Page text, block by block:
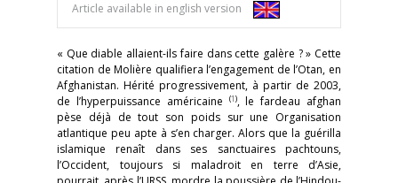
Article available in english version
« Que diable allaient-ils faire dans cette galère ? » Cette
citation de Molière qualifiera l’engagement de l’Otan, en
Afghanistan. Hérité progressivement, à partir de 2003,
de l’hyperpuissance américaine
(1), le fardeau afghan
pèse déjà de tout son poids sur une Organisation
atlantique peu apte à s’en charger. Alors que la guérilla
islamique renaît dans ses sanctuaires pachtouns,
l’Occident, toujours si maladroit en terre d’Asie,